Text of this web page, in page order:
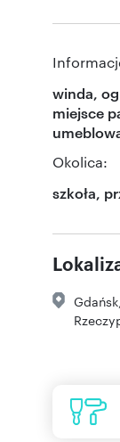
winda,
miejsce
Okolica:
szkoła,
Gdańsk